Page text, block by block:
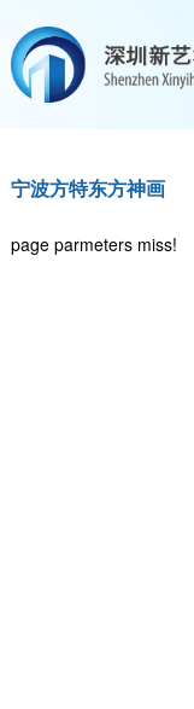
宁波方特东方神画
page parmeters miss!